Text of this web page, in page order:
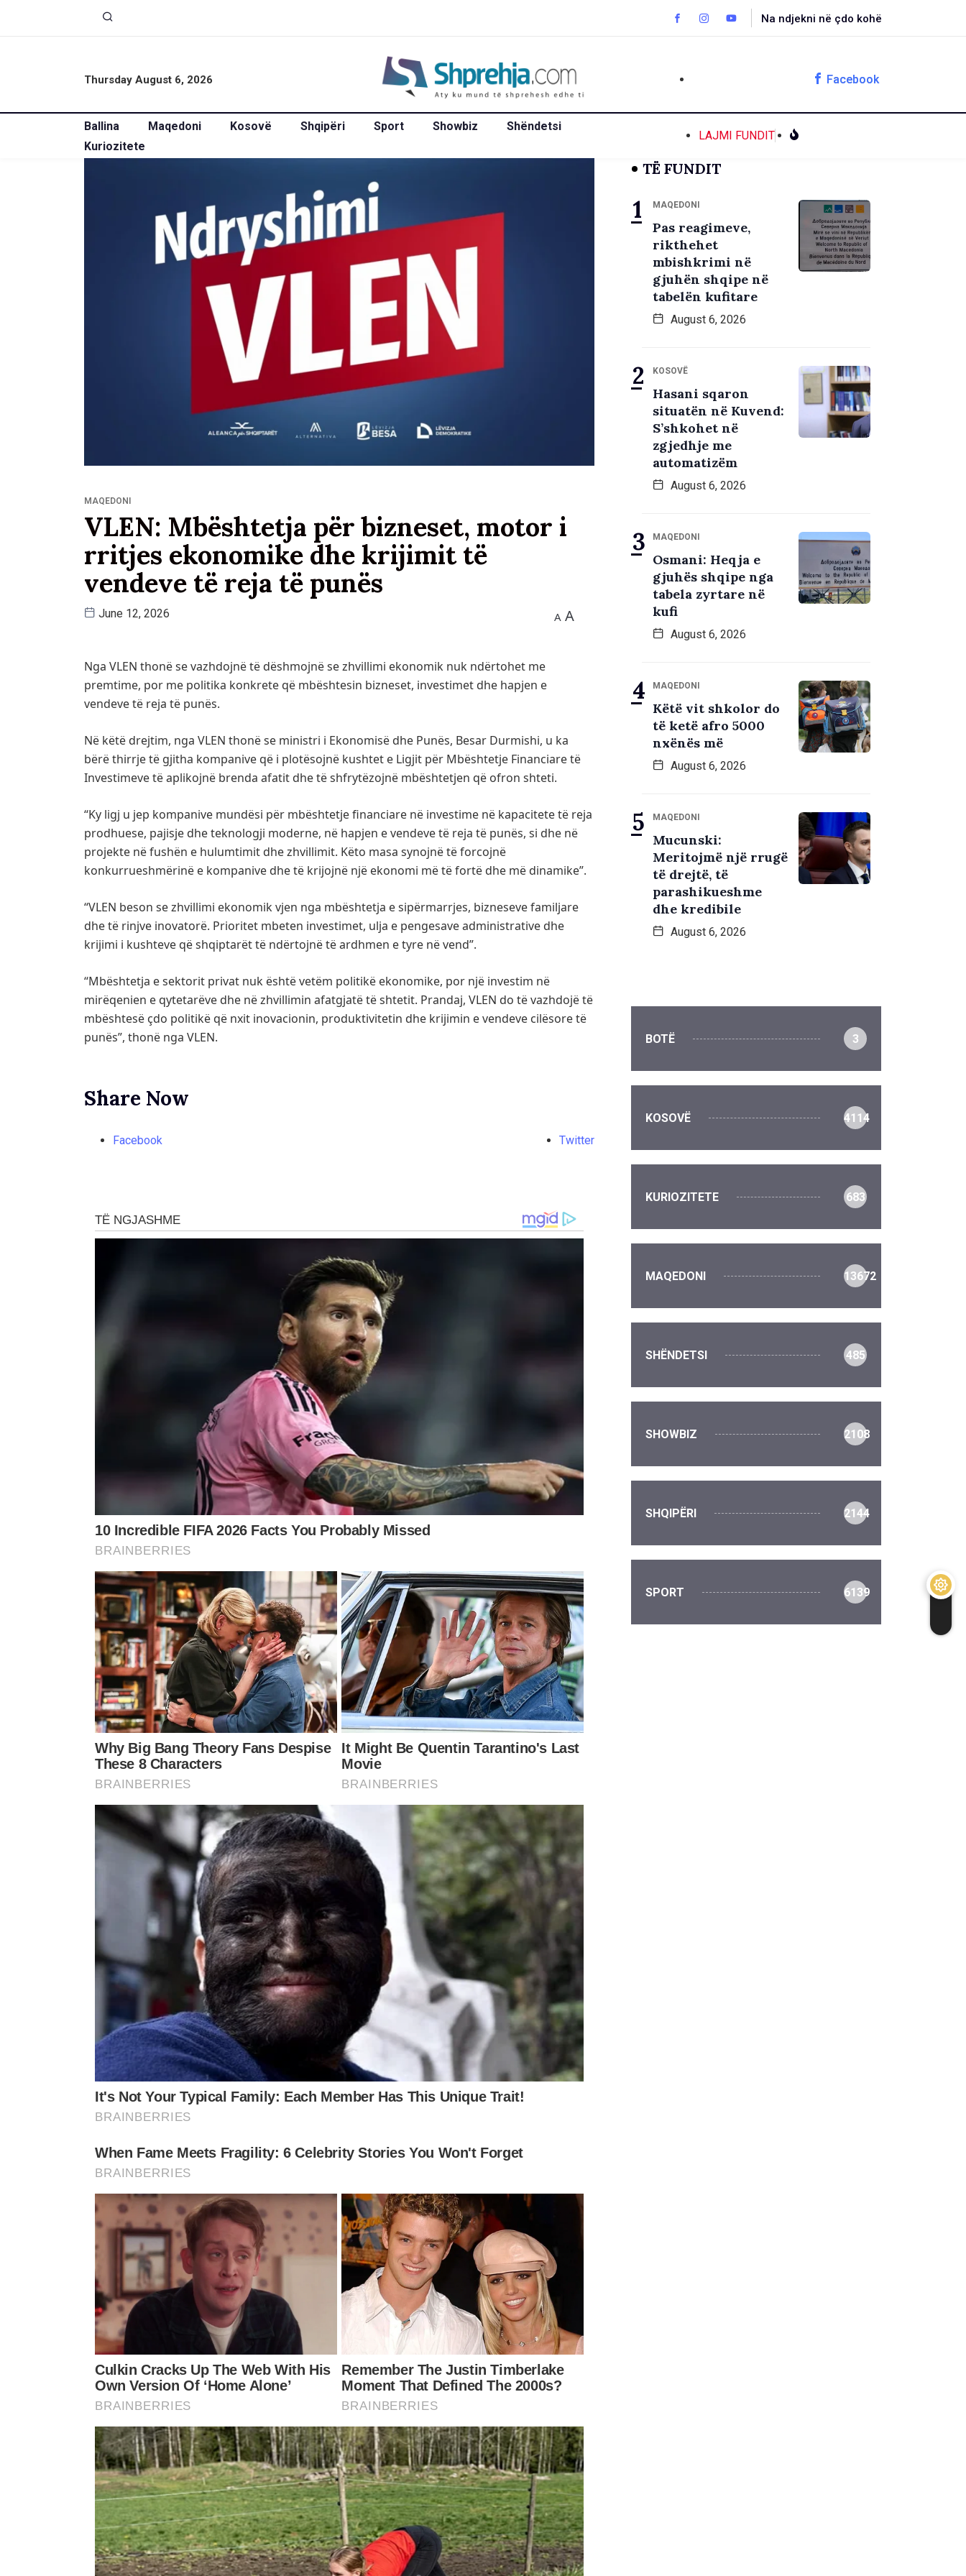
Na ndjekni në çdo kohë
Thursday August 6, 2026 Facebook
Ballina Maqedoni Kosovë Shqipëri Sport Showbiz
Shëndetsi
Kuriozitete
LAJMI FUNDIT
MAQEDONI
VLEN: Mbështetja për bizneset, motor i
rritjes ekonomike dhe krijimit të
vendeve të reja të punës
June 12, 2026 A A
Nga VLEN thonë se vazhdojnë të dëshmojnë se zhvillimi ekonomik nuk ndërtohet me
premtime, por me politika konkrete që mbështesin bizneset, investimet dhe hapjen e
vendeve të reja të punës.
Në këtë drejtim, nga VLEN thonë se ministri i Ekonomisë dhe Punës, Besar Durmishi, u ka
bërë thirrje të gjitha kompanive që i plotësojnë kushtet e Ligjit për Mbështetje Financiare të
Investimeve të aplikojnë brenda afatit dhe të shfrytëzojnë mbështetjen që ofron shteti.
“Ky ligj u jep kompanive mundësi për mbështetje financiare në investime në kapacitete të reja
prodhuese, pajisje dhe teknologji moderne, në hapjen e vendeve të reja të punës, si dhe në
projekte në fushën e hulumtimit dhe zhvillimit. Këto masa synojnë të forcojnë
konkurrueshmërinë e kompanive dhe të krijojnë një ekonomi më të fortë dhe më dinamike”.
“VLEN beson se zhvillimi ekonomik vjen nga mbështetja e sipërmarrjes, bizneseve familjare
dhe të rinjve inovatorë. Prioritet mbeten investimet, ulja e pengesave administrative dhe
krijimi i kushteve që shqiptarët të ndërtojnë të ardhmen e tyre në vend”.
“Mbështetja e sektorit privat nuk është vetëm politikë ekonomike, por një investim në
mirëqenien e qytetarëve dhe në zhvillimin afatgjatë të shtetit. Prandaj, VLEN do të vazhdojë të
mbështesë çdo politikë që nxit inovacionin, produktivitetin dhe krijimin e vendeve cilësore të
punës”, thonë nga VLEN.
Share Now
Facebook Twitter
TË FUNDIT
MAQEDONI
Pas reagimeve,
rikthehet
mbishkrimi në
gjuhën shqipe në
tabelën kufitare
August 6, 2026
KOSOVË
Hasani sqaron
situatën në Kuvend:
S’shkohet në
zgjedhje me
automatizëm
August 6, 2026
MAQEDONI
Osmani: Heqja e
gjuhës shqipe nga
tabela zyrtare në
kufi
August 6, 2026
MAQEDONI
Këtë vit shkolor do
të ketë afro 5000
nxënës më
August 6, 2026
MAQEDONI
Mucunski:
Meritojmë një rrugë
të drejtë, të
parashikueshme
dhe kredibile
August 6, 2026
BOTË 3
KOSOVË 4114
KURIOZITETE 683
MAQEDONI 13672
SHËNDETSI 485
SHOWBIZ 2108
SHQIPËRI 2144
SPORT 6139